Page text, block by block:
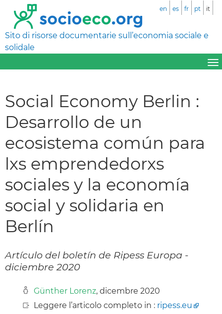
Sito di risorse documentarie sull’economia sociale e
solidale
en es fr pt it
Social Economy Berlin :
Desarrollo de un
ecosistema común para
lxs emprendedorxs
sociales y la economía
social y solidaria en
Berlín
Artículo del boletín de Ripess Europa -
diciembre 2020
Günther Lorenz, dicembre 2020
Leggere l’articolo completo in : ripess.eu